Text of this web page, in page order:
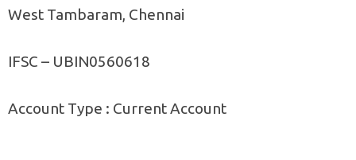
West Tambaram, Chennai
IFSC – UBIN0560618
Account Type : Current Account